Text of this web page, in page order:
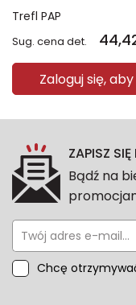
Trefl PAP
Sug. cena det.
Zaloguj się,
ZAPISZ
Bądź na
Chcę
przeze mnie